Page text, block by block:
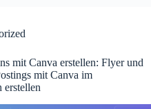
mit Canva erstellen: Flyer und
mit Canva im
erstellen